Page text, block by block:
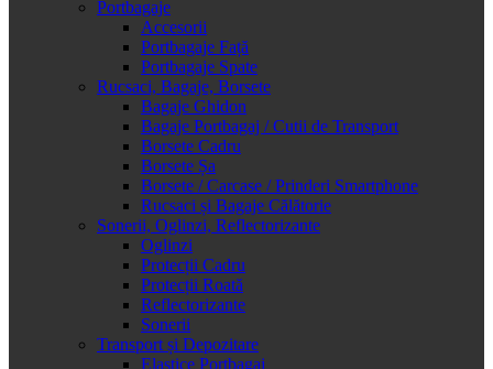
Portbagaje
Accesorii
Portbagaje Față
Portbagaje Spate
Rucsaci, Bagaje, Borsete
Bagaje Ghidon
Bagaje Portbagaj / Cutii de Transport
Borsete Cadru
Borsete Șa
Borsete / Carcase / Prinderi Smartphone
Rucsaci și Bagaje Călătorie
Sonerii, Oglinzi, Reflectorizante
Oglinzi
Protecții Cadru
Protecții Roată
Reflectorizante
Sonerii
Transport și Depozitare
Elastice Portbagaj